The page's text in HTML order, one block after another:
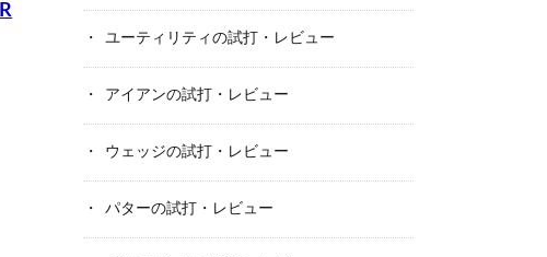
ユーティリティの試打・レビュー
アイアンの試打・レビュー
ウェッジの試打・レビュー
パターの試打・レビュー